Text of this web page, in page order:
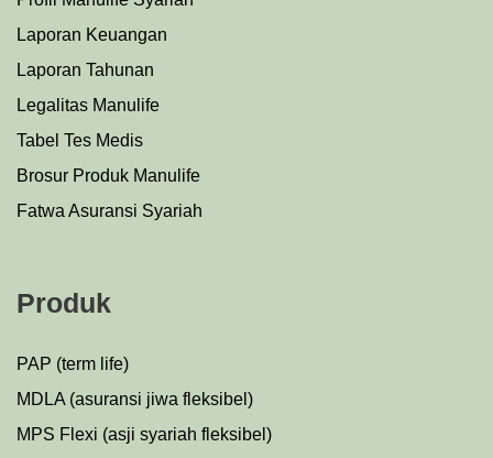
Laporan Keuangan
Laporan Tahunan
Legalitas Manulife
Tabel Tes Medis
Brosur Produk Manulife
Fatwa Asuransi Syariah
Produk
PAP (term life)
MDLA (asuransi jiwa fleksibel)
MPS Flexi (asji syariah fleksibel)